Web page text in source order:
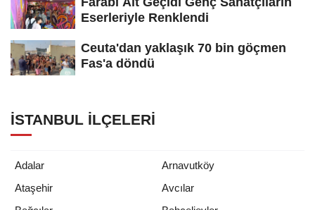
Eserleriyle Renklendi
Ceuta'dan yaklaşık 70 bin göçmen
Fas'a döndü
İSTANBUL İLÇELERI
Adalar
Arnavutköy
Ataşehir
Avcılar